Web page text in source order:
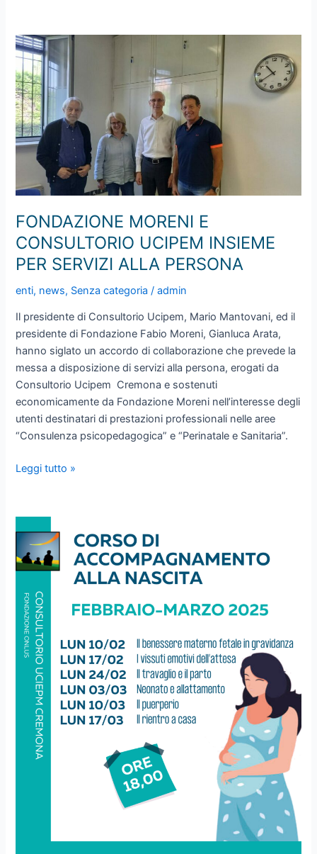
Si
vola?
FONDAZIONE MORENI E
CONSULTORIO UCIPEM INSIEME
PER SERVIZI ALLA PERSONA
enti, news, Senza categoria /admin
Il presidente di Consultorio Ucipem, Mario Mantovani, ed il
presidente di Fondazione Fabio Moreni, Gianluca Arata,
hanno siglato un accordo di collaborazione che prevede la
messa a disposizione di servizi alla persona, erogati da
Consultorio Ucipem Cremona e sostenuti
economicamente da Fondazione Moreni nell’interesse degli
utenti destinatari di prestazioni professionali nelle aree
“Consulenza psicopedagogica” e “Perinatale e Sanitaria”.
FONDAZIONE
CONSULTORIO
UCIPEM
INSIEME
PER
ALLA
PERSONA
Leggi tutto »